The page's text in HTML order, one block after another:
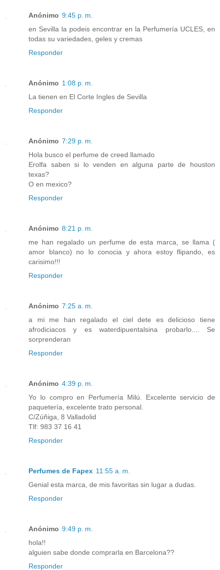
Anónimo 9:45 p. m.
en Sevilla la podeis encontrar en la Perfumería UCLES, en
todas su variedades, geles y cremas
Responder
Anónimo 1:08 p. m.
La tienen en El Corte Ingles de Sevilla
Responder
Anónimo 7:29 p. m.
Hola busco el perfume de creed llamado
Erolfa saben si lo venden en alguna parte de houston
texas?
O en mexico?
Responder
Anónimo 8:21 p. m.
me han regalado un perfume de esta marca, se llama (
amor blanco) no lo conocia y ahora estoy flipando, es
carisimo!!!
Responder
Anónimo 7:25 a. m.
a mi me han regalado el ciel dete es delicioso tiene
afrodiciacos y es waterdipuentalsina probarlo.... Se
sorprenderan
Responder
Anónimo 4:39 p. m.
Yo lo compro en Perfumería Milú. Excelente servicio de
paquetería, excelente trato personal.
C/Zúñiga, 8 Valladolid
Tlf: 983 37 16 41
Responder
Perfumes de Fapex 11:55 a. m.
Genial esta marca, de mis favoritas sin lugar a dudas.
Responder
Anónimo 9:49 p. m.
hola!!
alguien sabe donde comprarla en Barcelona??
Responder